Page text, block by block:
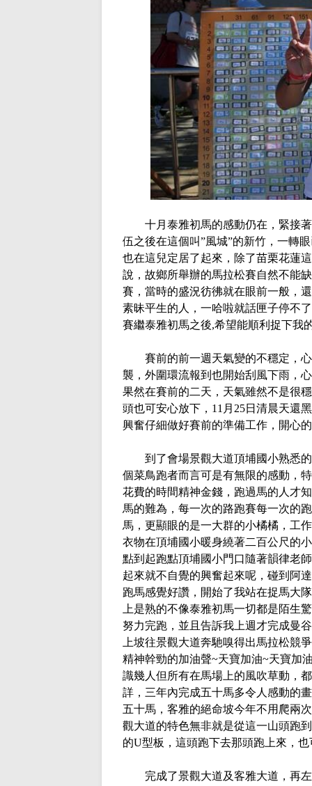
十月泰雅初馬的感動仍在，緊接著
伍之後在這個叫”風城”的新竹，一轉
也在這兒定居了起來，除了苗栗花蓮
說，故鄉所舉辦的馬拉松賽自然不能
賽，當時的盛況彷彿就在眼前一般，
素昧平生的人，一哈啦就話匣子停不
賽繼泰雅初馬之後,希望能順利捉下我
賽前的前一週天氣變的不穩定，心
襲，外圍環流報到也開始刮風下雨，
果然在賽前的二天，天氣雖然不是很
頭也可安心放下， 11 月 25日清晨天還
興奮仔細做好賽前的準備工作，開心
到了會場景觀大道頂埔國小熟悉的
個菜鳥跑者而言可是有無限的感動，
花費的時間精神金錢，跑過馬的人才
馬的難為，每一次的路跑賽每一次的
馬，更顯眼的是一大群的小橘橘，工
衣物在頂埔國小暖身繞著二百公尺的
點到起跑點頂埔國小門口隨著韻律老
起來就不自覺的興奮起來呢，碰到阿
跑馬感覺好讚，開始了我站在捉馬大
上是熟的不像泰雅初馬一切都是陌生
努力完跑，並且告訴我上週才完成曼
上坡往景觀大道奔馳嗅得出馬拉松競
精神幹勁的加油聲~天寶加油~天寶加
識幾人但所有在馬場上的風吹草動，
詳，三年內完成五十馬多令人感動的
五十馬，客雅的絕命坡今年不用爬兩
觀大道的特色無非就是從這一山頭跑
的U型板，這頭跑下去那頭跑上來，
完成了景觀大道及客雅大道，再左